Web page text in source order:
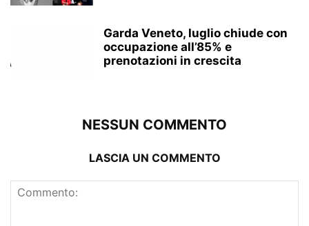
Garda Veneto, luglio chiude con
occupazione all’85% e
prenotazioni in crescita
NESSUN COMMENTO
LASCIA UN COMMENTO